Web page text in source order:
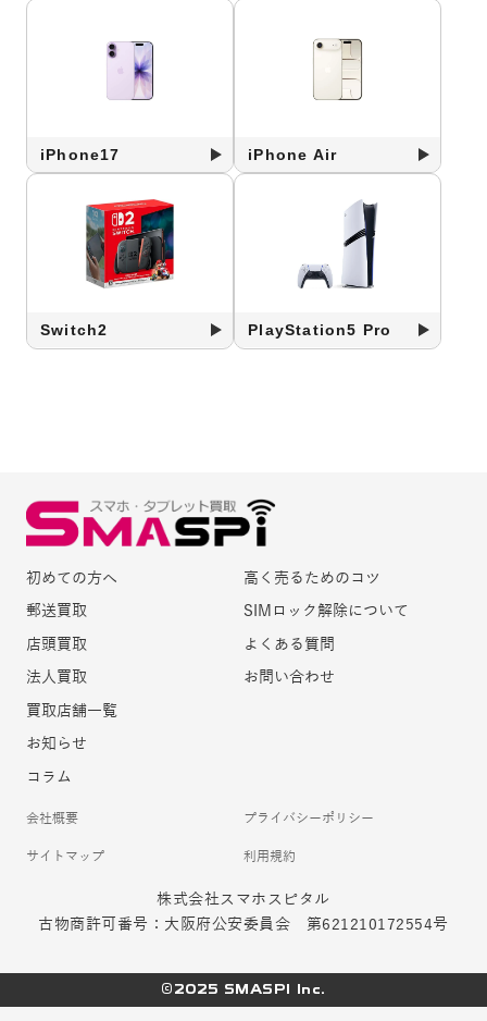
iPhone17 iPhone Air
Switch2 PlayStation5 Pro
初めての方へ
郵送買取
店頭買取
法人買取
買取店舗一覧
お知らせ
コラム
高く売るためのコツ
SIMロック解除について
よくある質問
お問い合わせ
会社概要 プライバシーポリシー
サイトマップ 利用規約
株式会社スマホスピタル
古物商許可番号：大阪府公安委員会 第621210172554号
©2025 SMASPI Inc.